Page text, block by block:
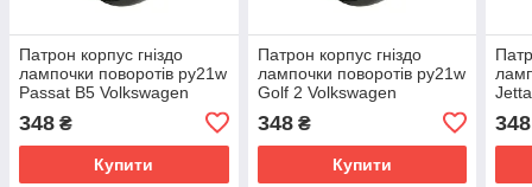
Патрон корпус гніздо
лампочки поворотів py21w
Passat B5 Volkswagen
3B0953123 811953053C
348 ₴
Купити
Патрон корпус гніздо
лампочки поворотів py21w
Golf 2 Volkswagen
3B0953123 811953053C
348₴
Купити
348